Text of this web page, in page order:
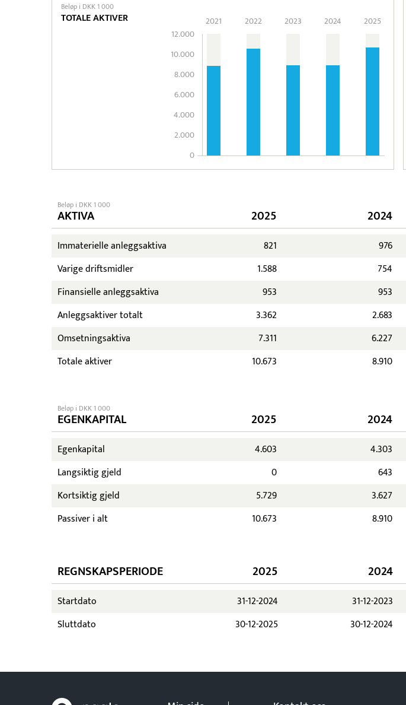
Beløp i DKK 1 000
TOTALE AKTIVER
12.000
10.000
8.000
6.000
4.000
2.000
0
2021 2022 2023 2024 2025
Beløp i DKK 1 000
AKTIVA 2025 2024
Immaterielle anleggsaktiva 821 976
Varige driftsmidler
1.588 754
Finansielle anleggsaktiva
953 953
Anleggsaktiver totalt
3.362 2.683
Omsetningsaktiva
7.311 6.227
Totale aktiver
10.673 8.910
Beløp i DKK 1 000
EGENKAPITAL 2025 2024
Egenkapital 4.603 4.303
Langsiktig gjeld
0 643
Kortsiktig gjeld
5.729 3.627
Passiver i alt
10.673 8.910
REGNSKAPSPERIODE 2025 2024
Startdato 31-12-2024 31-12-2023
Sluttdato
30-12-2025 30-12-2024